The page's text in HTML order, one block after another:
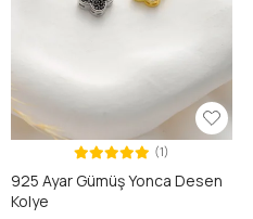
(1)
925 Ayar Gümüş Yonca Desen
Kolye